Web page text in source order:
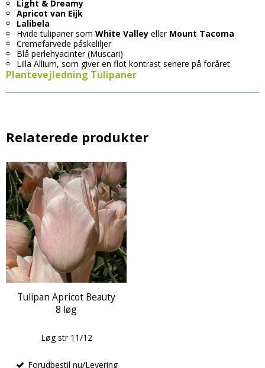
Light & Dreamy
Apricot van Eijk
Lalibela
Hvide tulipaner som White Valleyeller Mount Tacoma
Cremefarvede påskeliljer
Blå perlehyacinter (Muscari)
Lilla Allium, som giver en flot kontrast senere på foråret.
Plantevejledning Tulipaner
Relaterede produkter
Tulipan Apricot Beauty
8 løg
Løg str 11/12
Forudbestil nu/Levering